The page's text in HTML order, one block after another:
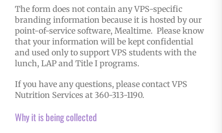
The form does not contain any VPS-specific
branding information because it is hosted by our
point-of-service software, Mealtime. Please know
that your information will be kept confidential
and used only to support VPS students with the
lunch, LAP and Title I programs.
If you have any questions, please contact VPS
Nutrition Services at 360-313-1190.
Why it is being collected